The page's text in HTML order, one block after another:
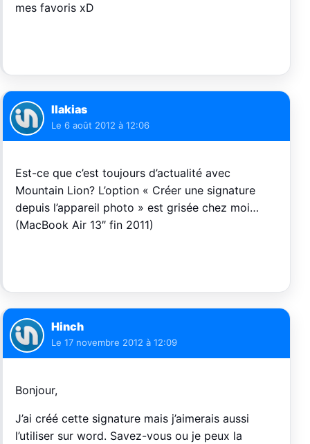
mes favoris xD
Ilakias
Le 6 août 2012 à 12:06
Est-ce que c’est toujours d’actualité avec
Mountain Lion? L’option « Créer une signature
depuis l’appareil photo » est grisée chez moi…
(MacBook Air 13″ fin 2011)
Hinch
Le 17 novembre 2012 à 12:09
Bonjour,
J’ai créé cette signature mais j’aimerais aussi
l’utiliser sur word. Savez-vous ou je peux la